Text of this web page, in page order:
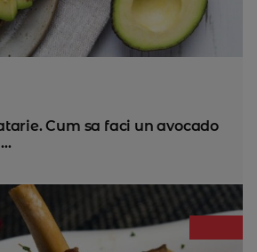
Cum sa faci un avocado